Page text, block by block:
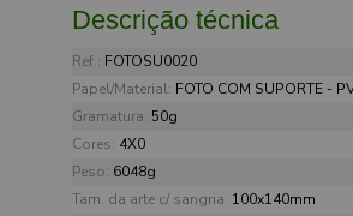
Descrição técnica
Ref.: FOTOSU0020
Papel/Material: FOTO COM SUPORTE -
Gramatura: 50g
Cores: 4X0
Peso: 6048g
Tam. da arte c/ sangria: 100x140mm